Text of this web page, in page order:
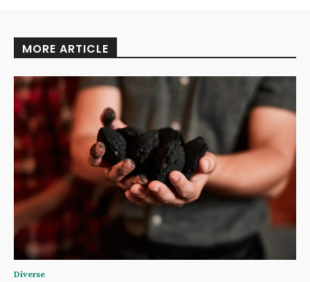
MORE ARTICLE
Diverse